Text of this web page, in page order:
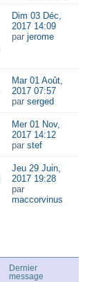
Dim 03 Déc,
2017 14:09
par jerome
Mar 01 Août,
2017 07:57
par serged
Mer 01 Nov,
2017 14:12
par stef
Jeu 29 Juin,
2017 19:28
par
maccorvinus
Dernier
message